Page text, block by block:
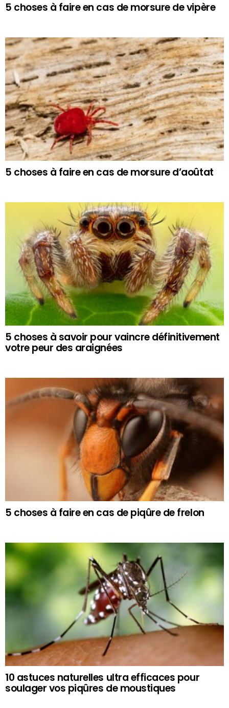
5 choses à faire en cas de morsure de vipère
5 choses à faire en cas de morsure d’aoûtat
5 choses à savoir pour vaincre définitivement
votre peur des araignées
5 choses à faire en cas de piqûre de frelon
10 astuces naturelles ultra efficaces pour
soulager vos piqûres de moustiques